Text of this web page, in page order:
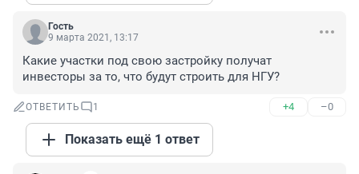
Гость
9 марта 2021, 13:17
Какие участки под свою застройку получат
инвесторы за то, что будут строить для НГУ?
ОТВЕТИТЬ 1 +4 –0
Показать ещё 1 ответ